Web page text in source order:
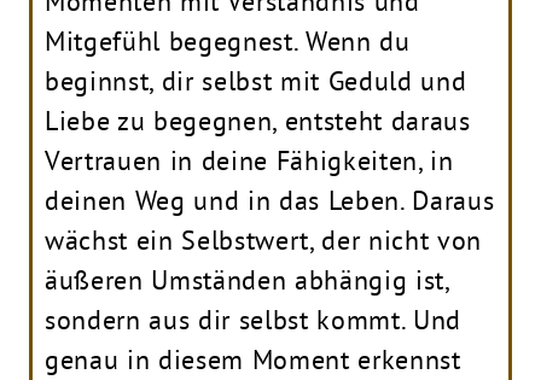
Mitgefühl begegnest. Wenn du
beginnst, dir selbst mit Geduld und
Liebe zu begegnen, entsteht daraus
Vertrauen in deine Fähigkeiten, in
deinen Weg und in das Leben. Daraus
wächst ein Selbstwert, der nicht von
äußeren Umständen abhängig ist,
sondern aus dir selbst kommt. Und
genau in diesem Moment erkennst